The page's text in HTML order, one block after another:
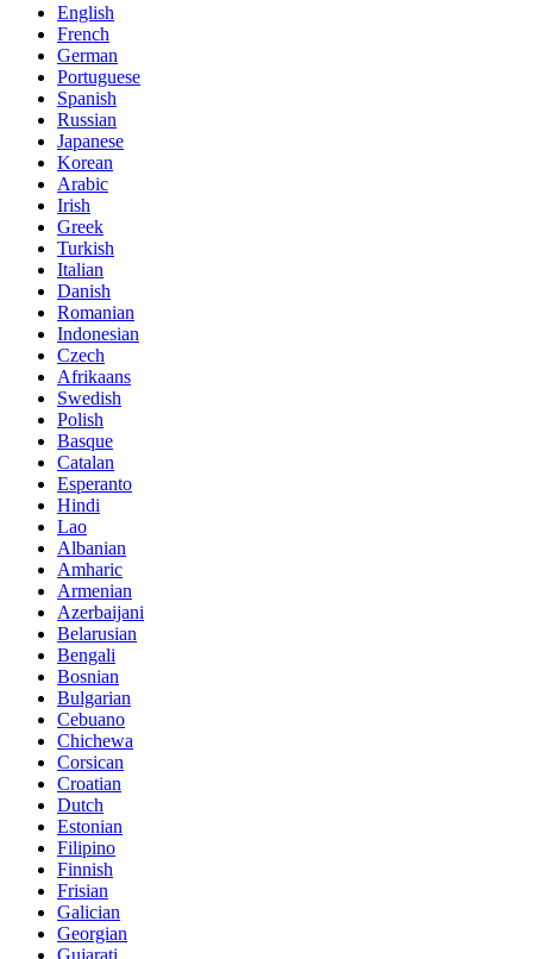
English
French
German
Portuguese
Spanish
Russian
Japanese
Korean
Arabic
Irish
Greek
Turkish
Italian
Danish
Romanian
Indonesian
Czech
Afrikaans
Swedish
Polish
Basque
Catalan
Esperanto
Hindi
Lao
Albanian
Amharic
Armenian
Azerbaijani
Belarusian
Bengali
Bosnian
Bulgarian
Cebuano
Chichewa
Corsican
Croatian
Dutch
Estonian
Filipino
Finnish
Frisian
Galician
Georgian
Gujarati